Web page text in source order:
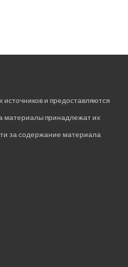
и предоставляются
материалы принадлежат их
за содержание материала